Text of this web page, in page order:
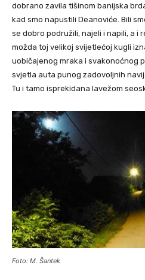
dobrano zavila tišinom banijska
kad smo napustili Deanoviće. Bili
se dobro podružili, najeli i napili, a i
možda toj velikoj svijetlećoj kugli
uobičajenog mraka i svakonoćnog
svjetla auta punog zadovoljnih
Tu i tamo isprekidana lavežom
Foto: M. Šantek